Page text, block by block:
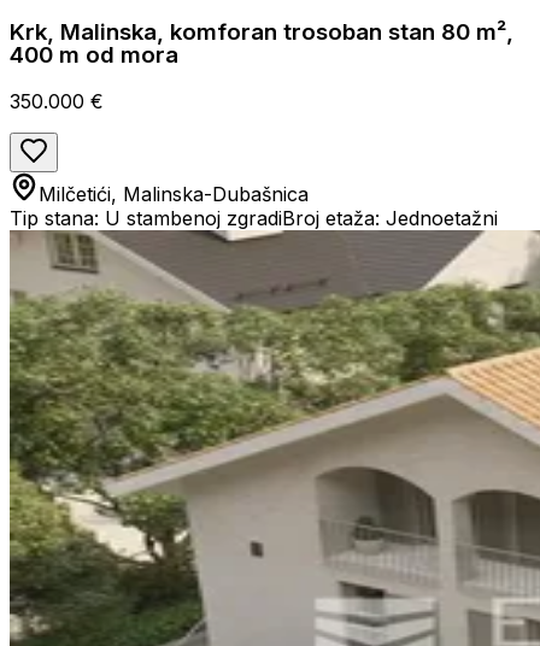
Krk, Malinska, komforan trosoban stan 80 m²,
400 m od mora
350.000 €
Milčetići, Malinska-Dubašnica
Tip stana: U stambenoj zgradiBroj etaža: Jednoetažni